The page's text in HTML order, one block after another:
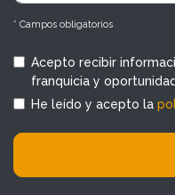
* Campos obligatorios
Acepto recibir
franquicia y
He leído y acepto la